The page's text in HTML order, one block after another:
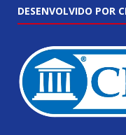
DESENVOLVIDO POR